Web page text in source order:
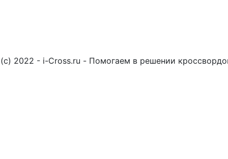
(c) 2022 - i-Cross.ru - Помогаем в решении